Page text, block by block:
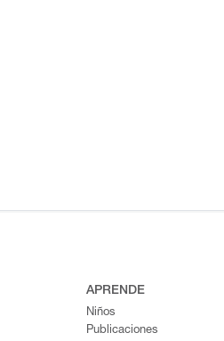
APRENDE
Niños
Publicaciones